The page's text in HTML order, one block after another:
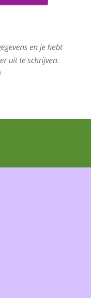
en je hebt
uit te schrijven.